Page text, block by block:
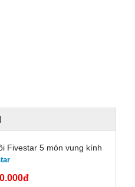
Fivestar 5 món vung kính